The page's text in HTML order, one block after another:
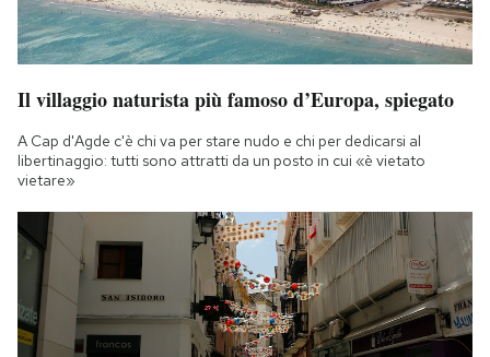
Il villaggio naturista più famoso d’Europa, spiegato
A Cap d'Agde c'è chi va per stare nudo e chi per dedicarsi al
libertinaggio: tutti sono attratti da un posto in cui «è vietato
vietare»